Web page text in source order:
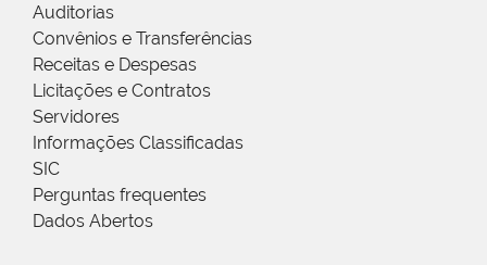
Auditorias
Convênios e Transferências
Receitas e Despesas
Licitações e Contratos
Servidores
Informações Classificadas
SIC
Perguntas frequentes
Dados Abertos